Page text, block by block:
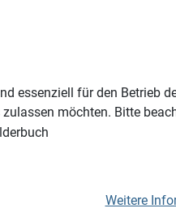
essenziell für den Betrieb
möchten. Bitte
Weitere